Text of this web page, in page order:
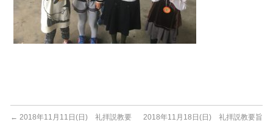
← 2018年11月11日(日) 礼拝説教要
2018年11月18日(日) 礼拝説教要旨